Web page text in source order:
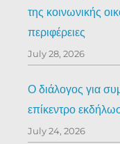
της κοινωνικής
περιφέρειες
July 28, 2026
Ο διάλογος για
επίκεντρο
July 24, 2026